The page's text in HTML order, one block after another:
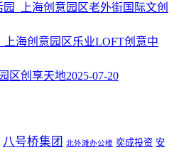
老外街国际文创
乐业LOFT创意中
创享天地2025-07-20
八号桥集团 北外滩办公楼 奕成投资 安